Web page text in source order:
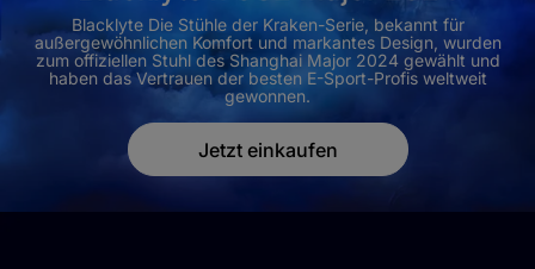
Blacklyte Die Stühle der Kraken-Serie, bekannt für
außergewöhnlichen Komfort und markantes Design, wurden
zum offiziellen Stuhl des Shanghai Major 2024 gewählt und
haben das Vertrauen der besten E-Sport-Profis weltweit
gewonnen.
Jetzt einkaufen